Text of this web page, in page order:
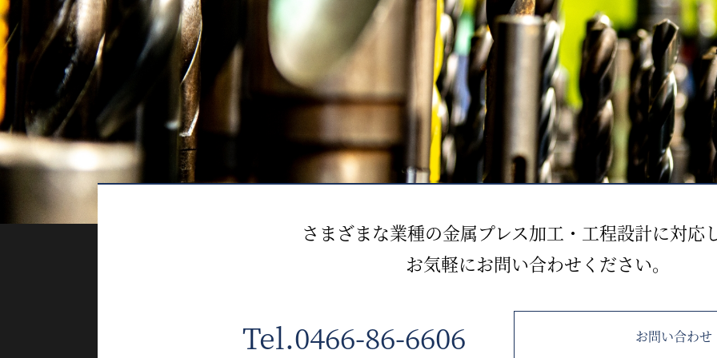
さまざまな業種の金属プレス加工・工程設計に対応
お気軽にお問い合わせください。
Tel.0466-86-6606 お問い合わせ